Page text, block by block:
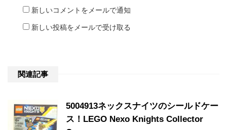
新しいコメントをメールで通知
新しい投稿をメールで受け取る
関連記事
5004913ネックスナイツのシールドケー
ス！LEGO Nexo Knights Collector